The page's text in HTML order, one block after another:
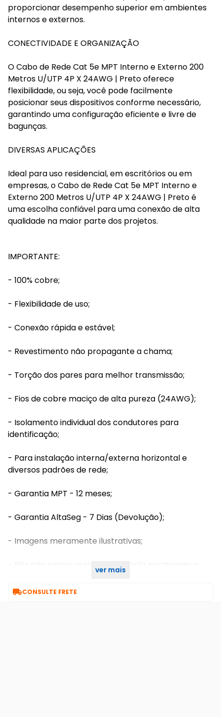
proporcionar desempenho superior em ambientes
internos e externos.
CONECTIVIDADE E ORGANIZAÇÃO
O Cabo de Rede Cat 5e MPT Interno e Externo 200
Metros U/UTP 4P X 24AWG | Preto oferece
flexibilidade, ou seja, você pode facilmente
posicionar seus dispositivos conforme necessário,
garantindo uma configuração eficiente e livre de
bagunças.
DIVERSAS APLICAÇÕES
Ideal para uso residencial, em escritórios ou em
empresas, o Cabo de Rede Cat 5e MPT Interno e
Externo 200 Metros U/UTP 4P X 24AWG | Preto é
uma escolha confiável para uma conexão de alta
qualidade na maior parte dos projetos.
IMPORTANTE:
- 100% cobre;
- Flexibilidade de uso;
- Conexão rápida e estável;
- Revestimento não propagante a chama;
- Torção dos pares para melhor transmissão;
- Fios de cobre maciço de alta pureza (24AWG);
- Isolamento individual dos condutores para
identificação;
- Para instalação interna/externa horizontal e
diversos padrões de rede;
- Garantia MPT - 12 meses;
- Garantia AltaSeg - 7 Dias (Devolução);
- Imagens meramente ilustrativas;
- Nós não somos responsáveis pela montagem e
ver mais
CONSULTE FRETE